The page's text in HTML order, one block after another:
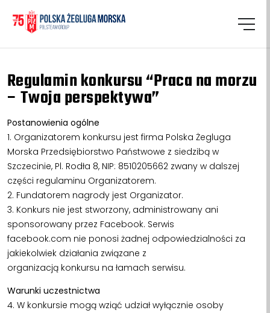
Regulamin konkursu “Praca na morzu
– Twoja perspektywa”
Postanowienia ogólne
1. Organizatorem konkursu jest firma Polska Żegluga
Morska Przedsiębiorstwo Państwowe z siedzibą w
Szczecinie, Pl. Rodła 8, NIP: 8510205662 zwany w dalszej
części regulaminu Organizatorem.
2. Fundatorem nagrody jest Organizator.
3. Konkurs nie jest stworzony, administrowany ani
sponsorowany przez Facebook. Serwis
facebook.com nie ponosi żadnej odpowiedzialności za
jakiekolwiek działania związane z
organizacją konkursu na łamach serwisu.
Warunki uczestnictwa
4. W konkursie mogą wziąć udział wyłącznie osoby